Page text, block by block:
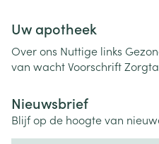
Uw apotheek
Over ons Nuttige links
van wachtVoorschrift
Nieuwsbrief
Blijf op de hoogte van